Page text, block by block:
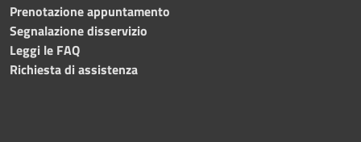
Prenotazione appuntamento
Segnalazione disservizio
Leggi le FAQ
Richiesta di assistenza